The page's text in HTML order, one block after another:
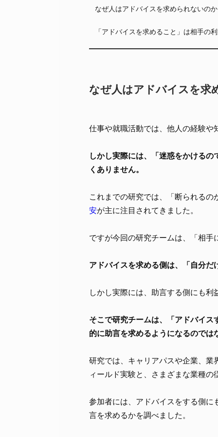
なぜ人はアドバイスを求められないの
「アドバイスを求めること」は相手の
なぜ人はアドバイスを求
仕事や就職活動では、他人の経験
しかし実際には、「迷惑をかける
くありません。
これまでの研究では、「断られる
安が主に注目されてきました。
ですが今回の研究チームは、「相
アドバイスを求める側は、「自分
しかし実際には、助言する側にも利
そこで研究チームは、「アドバイ
的に助言を求めるようになるのでは
研究では、キャリアパスや企業、
ィールド実験と、さまざまな業種
参加者には、アドバイスをする側
言を求めるかを調べました。